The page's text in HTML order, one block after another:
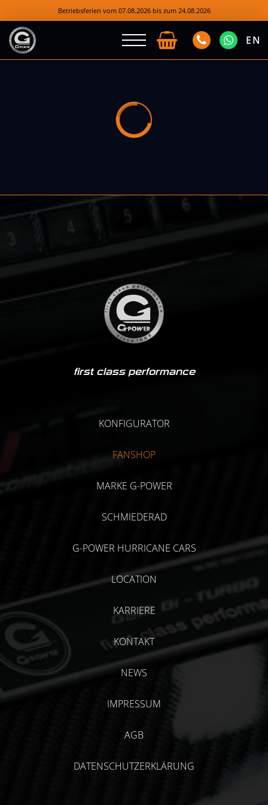
Betriebsferien vom 07.08.2026 bis zum 24.08.2026
EN
first class performance
KONFIGURATOR
FANSHOP
MARKE G-POWER
SCHMIEDERAD
G-POWER HURRICANE CARS
LOCATION
KARRIERE
KONTAKT
NEWS
IMPRESSUM
AGB
DATENSCHUTZERKLÄRUNG